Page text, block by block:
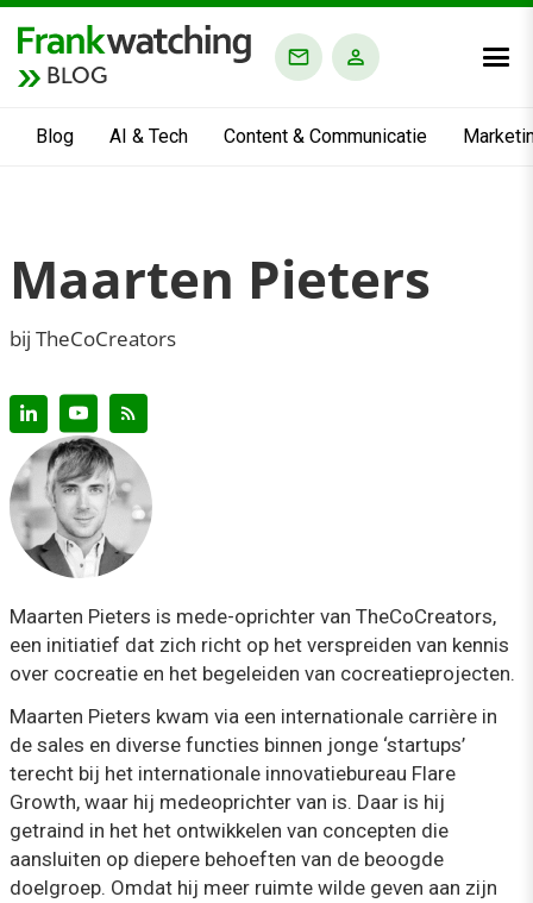
BLOG
Blog AI & Tech Content & Communicatie
Maarten Pieters
bij TheCoCreators
Maarten Pieters is mede-oprichter van TheCoCreators,
een initiatief dat zich richt op het verspreiden van kennis
over cocreatie en het begeleiden van cocreatieprojecten.
Maarten Pieters kwam via een internationale carrière in
de sales en diverse functies binnen jonge ‘startups’
terecht bij het internationale innovatiebureau Flare
Growth, waar hij medeoprichter van is. Daar is hij
getraind in het het ontwikkelen van concepten die
aansluiten op diepere behoeften van de beoogde
doelgroep. Omdat hij meer ruimte wilde geven aan zijn